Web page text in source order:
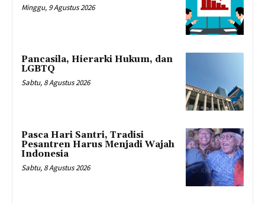
Minggu, 9 Agustus 2026
Pancasila, Hierarki Hukum, dan
LGBTQ
Sabtu, 8 Agustus 2026
Pasca Hari Santri, Tradisi
Pesantren Harus Menjadi Wajah
Indonesia
Sabtu, 8 Agustus 2026